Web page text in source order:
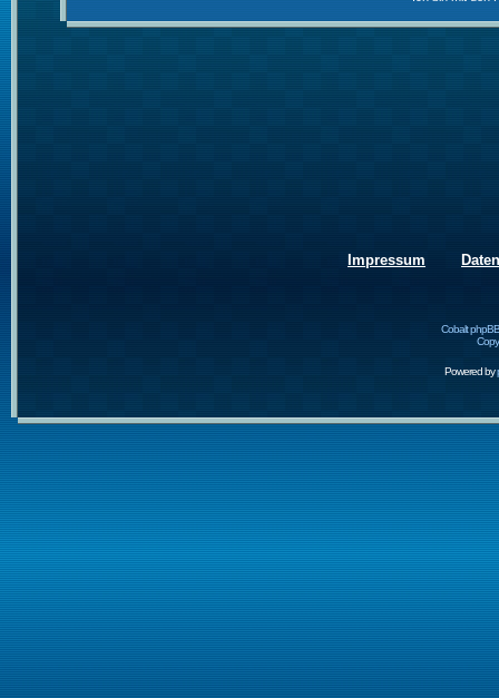
Impressum
Cobalt
Powered by